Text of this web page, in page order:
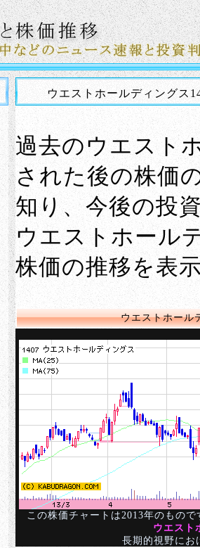
ウエストホールディングス
過去のウエスト
された後の株価
知り、今後の投
ウエストホール
株価の推移を表
ウエストホー
この株価チャートは2013年のもの
ウエス
長期的視野にお